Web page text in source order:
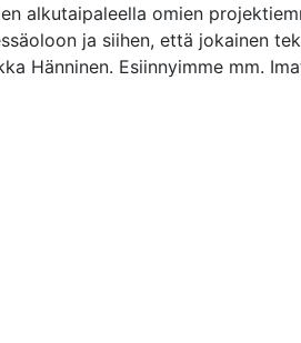
alkutaipaleella omien
ja siihen, että jokainen
Hänninen. Esiinnyimme mm.